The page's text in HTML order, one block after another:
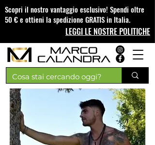
Scopri il nostro vantaggio esclusivo! Spendi oltre
50 € e ottieni la spedizione GRATIS in Italia.
LEGGI LE NOSTRE POLITICHE